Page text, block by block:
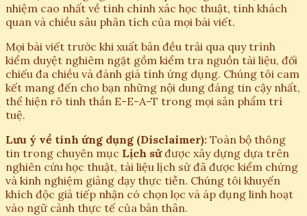
nhiệm cao nhất về tính chính xác học thuật, tính khách
quan và chiều sâu phân tích của mọi bài viết.
Mọi bài viết trước khi xuất bản đều trải qua quy trình
kiểm duyệt nghiêm ngặt gồm kiểm tra nguồn tài liệu, đối
chiếu đa chiều và đánh giá tính ứng dụng. Chúng tôi cam
kết mang đến cho bạn những nội dung đáng tin cậy nhất,
thể hiện rõ tinh thần E-E-A-T trong mọi sản phẩm trí
tuệ.
Lưu ý về tính ứng dụng (Disclaimer): Toàn bộ thông
tin trong chuyên mục Lịch sửđược xây dựng dựa trên
nghiên cứu học thuật, tài liệu lịch sử đã được kiểm chứng
và kinh nghiệm giảng dạy thực tiễn. Chúng tôi khuyến
khích độc giả tiếp nhận có chọn lọc và áp dụng linh hoạt
vào ngữ cảnh thực tế của bản thân.